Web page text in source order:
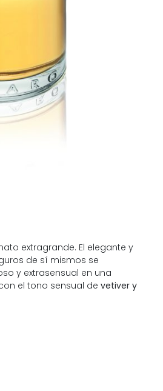
extragrande. El elegante y
de sí mismos se
y extrasensual en una
el tono sensual de vetiver y